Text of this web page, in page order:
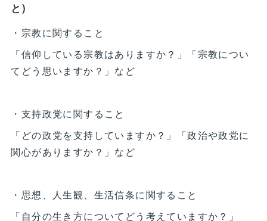
と)
・宗教に関すること
「信仰している宗教はありますか？」「宗教につい
てどう思いますか？」など
・支持政党に関すること
「どの政党を支持していますか？」「政治や政党に
関心がありますか？」など
・思想、人生観、生活信条に関すること
「自分の生き方についてどう考えていますか？」